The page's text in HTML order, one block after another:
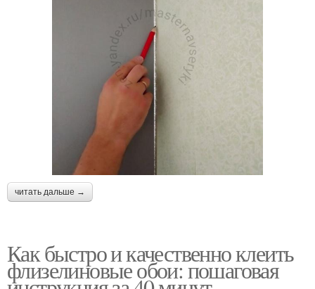
читать дальше →
Как быстро и качественно клеить
флизелиновые обои: пошаговая